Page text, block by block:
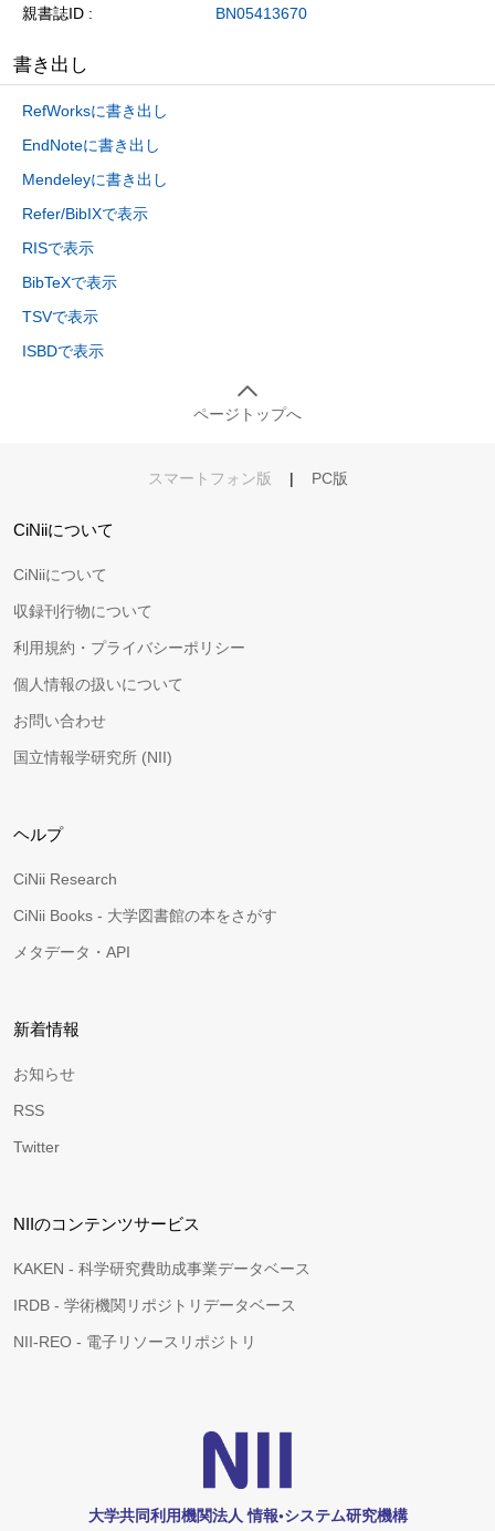
親書誌ID BN05413670
書き出し
RefWorksに書き出し
EndNoteに書き出し
Mendeleyに書き出し
Refer/BibIXで表示
RISで表示
BibTeXで表示
TSVで表示
ISBDで表示
ページトップへ
スマートフォン版 | PC版
CiNiiについて
CiNiiについて
収録刊行物について
利用規約・プライバシーポリシー
個人情報の扱いについて
お問い合わせ
国立情報学研究所 (NII)
ヘルプ
CiNii Research
CiNii Books - 大学図書館の本をさがす
メタデータ・API
新着情報
お知らせ
RSS
Twitter
NIIのコンテンツサービス
KAKEN - 科学研究費助成事業データベース
IRDB - 学術機関リポジトリデータベース
NII-REO - 電子リソースリポジトリ
大学共同利用機関法人 情報•システム研究機構